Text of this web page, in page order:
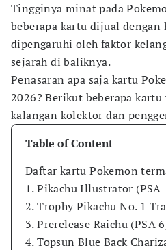
Tingginya minat pada
beberapa kartu dijual dengan
dipengaruhi oleh faktor
sejarah di baliknya.
Penasaran apa saja kartu
2026? Berikut beberapa
kalangan kolektor dan
Table of Content
Daftar kartu Pokemon
1. Pikachu Illustrator (PSA
2. Trophy Pikachu No. 1
3. Prerelease Raichu (PSA
4. Topsun Blue Back